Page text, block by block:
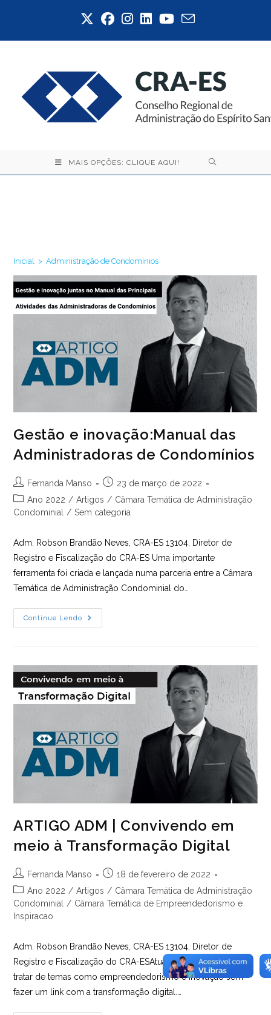
MAIS OPÇÕES: CLIQUE AQUI!
Inicial > Administração de Condomínios
Gestão e inovação:Manual das
Administradoras de Condomínios
Autor
do
post:
Fernanda Manso
Post
publicado:
23 de março de 2022
Categoria
do
Ano 2022 / Artigos / Câmara Temática de Administração
Condominial / Sem categoria
Adm. Robson Brandão Neves, CRA-ES 13104, Diretor de
Registro e Fiscalização do CRA-ES Uma importante
ferramenta foi criada e lançada numa parceria entre a Câmara
Temática de Administração Condominial do…
Continue Lendo
Gestão
E
Condomínios
ARTIGO ADM | Convivendo em
meio à Transformação Digital
Autor
do
post:
Fernanda Manso
Post
publicado:
18 de fevereiro de 2022
Categoria
do
post:
Ano 2022 / Artigos / Câmara Temática de Administração
Condominial / Câmara Temática de Empreendedorismo e
Inspiracao
Adm. Robson Brandão Neves, CRA-ES 13104, Diretor de
Registro e Fiscalização do CRA-ESAtualmente, não podemos
tratar de temas como empreendedorismo e inovação sem
fazer um link com a transformação digital.…